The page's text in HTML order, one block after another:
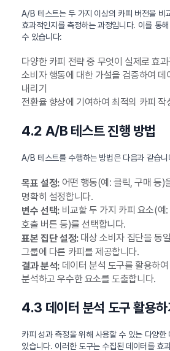
A/B 테스트는 두 가지 이상의 카피 버전을 비
효과적인지를 측정하는 과정입니다. 이를 통
수 있습니다:
다양한 카피 전략 중 무엇이 실제로 효
소비자 행동에 대한 가설을 검증하여 데
내리기
전환율 향상에 기여하여 최적의 카피 작
4.2 A/B 테스트 진행 방법
A/B 테스트를 수행하는 방법은 다음과 같습니
목표 설정:어떤 행동(예: 클릭, 구매 등)
명확히 설정합니다.
변수 선택:비교할 두 가지 카피 요소(예
호출 버튼 등)를 선택합니다.
표본 집단 설정:대상 소비자 집단을 동
그룹에 다른 카피를 제공합니다.
결과 분석:데이터 분석 도구를 활용하
분석하고 우수한 요소를 도출합니다.
4.3 데이터 분석 도구 활용하
카피 성과 측정을 위해 사용할 수 있는 다양한
있습니다. 이러한 도구는 수집된 데이터를 효